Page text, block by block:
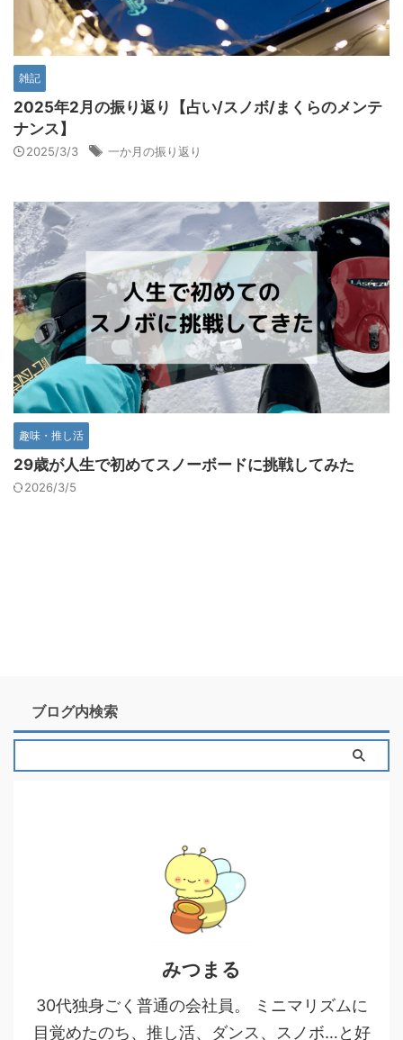
雑記
2025年2月の振り返り【占い/スノボ/まくらのメンテ
ナンス】
2025/3/3 一か月の振り返り
趣味・推し活
29歳が人生で初めてスノーボードに挑戦してみた
2026/3/5
ブログ内検索
みつまる
30代独身ごく普通の会社員。 ミニマリズムに
目覚めたのち、推し活、ダンス、スノボ…と好